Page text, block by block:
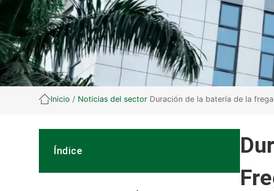
Inicio / Noticias del sector Duración de la batería de la
Índice